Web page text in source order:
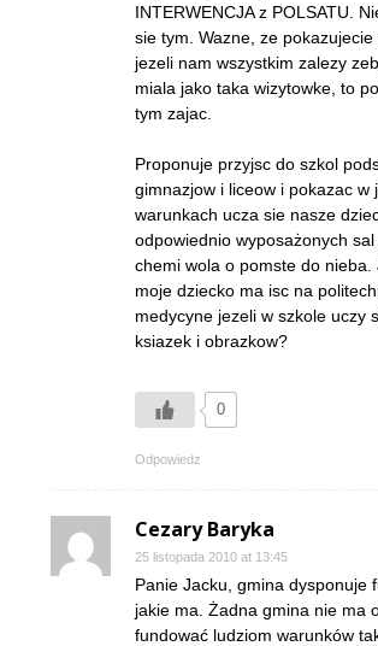
INTERWENCJA z POLSATU.
sie tym. Wazne, ze
jezeli nam wszystkim zalezy
miala jako taka wizytowke, to
tym zajac.
Proponuje przyjsc do szkol
gimnazjow i liceow i pokazac w
warunkach ucza sie nasze
odpowiednio wyposażonych
chemi wola o pomste do nieba.
moje dziecko ma isc na
medycyne jezeli w szkole uczy
ksiazek i obrazkow?
0
Odpowiedz
Cezary Baryka
25 listopada 2010 at 13:45
Panie Jacku, gmina dysponuje
jakie ma. Żadna gmina nie ma
fundować ludziom warunków